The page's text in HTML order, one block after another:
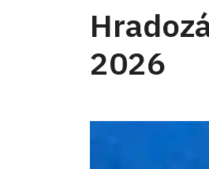
2026